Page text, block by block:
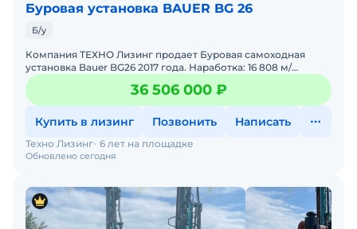
Буровая установка BAUER BG 26
Б/у
Компания ТЕХНО Лизинг продает Буровая самоходная
установка Bauer BG26 2017 года. Наработка: 16 808 м/
ч.Характеристики:Технические характеристики буровой
установ
36 506 000 ₽
Купить в лизинг Позвонить Написать
Обновлено сегодня
Техно Лизинг 6 лет на площадке